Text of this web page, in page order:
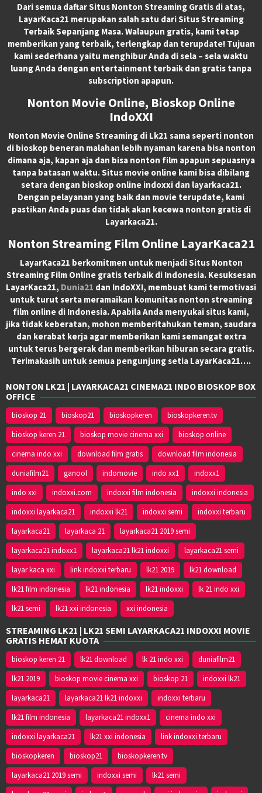
Dari semua daftar Situs Nonton Streaming Gratis di atas,
LayarKaca21 merupakan salah satu dari Situs Streaming
Terbaik Sepanjang Masa. Walaupun gratis, kami tetap
memberikan yang terbaik, terlengkap dan terupdate! Tujuan
kami sederhana yaitu menghibur Anda di sela – sela waktu
luang Anda dengan entertainment terbaik dan gratis tanpa
subscription apapun.
Nonton Movie Online, Bioskop Online
IndoXXI
Nonton Movie Online Streaming di Lk21 sama seperti nonton
di bioskop beneran malahan lebih nyaman karena bisa nonton
dimana aja, kapan aja dan bisa nonton film apapun sepuasnya
tanpa batasan waktu. Situs movie online kami bisa dibilang
setara dengan bioskop online indoxxi dan layarkaca21.
Dengan pelayanan yang baik dan movie terupdate, kami
pastikan Anda puas dan tidak akan kecewa nonton gratis di
Layarkaca21.
Nonton Streaming Film Online LayarKaca21
LayarKaca21 berkomitmen untuk menjadi Situs Nonton
Streaming Film Online gratis terbaik di Indonesia. Kesuksesan
LayarKaca21, Dunia21 dan IndoXXI, membuat kami termotivasi
untuk turut serta meramaikan komunitas nonton streaming
film online di Indonesia. Apabila Anda menyukai situs kami,
jika tidak keberatan, mohon memberitahukan teman, saudara
dan kerabat kerja agar memberikan kami semangat extra
untuk terus bergerak dan memberikan hiburan secara gratis.
Terimakasih untuk semua pengunjung setia LayarKaca21….
NONTON LK21 | LAYARKACA21 CINEMA21 INDO BIOSKOP BOX
OFFICE
bioskop 21 bioskop21 bioskopkeren
bioskopkeren.tv
bioskop keren 21
bioskop movie cinema xxi
bioskop online
cinema indo xxi
download film gratis
download film indonesia
duniafilm21
ganool indomovie indo xx1
indoxx1
indo xxi
indoxxi.com indoxxi film indonesia
indoxxi indonesia
indoxxi layarkaca21
indoxxi lk21 indoxxi semi
indoxxi terbaru
layarkaca21
layarkaca 21
layarkaca21 2019 semi
layarkaca21 indoxx1
layarkaca21 lk21 indoxxi
layarkaca21 semi
layar kaca xxi
link indoxxi terbaru lk21 2019
lk21 download
lk21 film indonesia
lk21 indonesia lk21 indoxxi
lk 21 indo xxi
lk21 semi
lk21 xxi indonesia xxi indonesia
STREAMING LK21 | LK21 SEMI LAYARKACA21 INDOXXI MOVIE
GRATIS HEMAT KUOTA
bioskop keren 21 lk21 download lk 21 indo xxi
duniafilm21
lk21 2019
bioskop movie cinema xxi bioskop 21
indoxxi lk21
layarkaca21
layarkaca21 lk21 indoxxi
indoxxi terbaru
lk21 film indonesia
layarkaca21 indoxx1
cinema indo xxi
indoxxi layarkaca21
lk21 xxi indonesia
link indoxxi terbaru
bioskopkeren
bioskop21
bioskopkeren.tv
layarkaca21 2019 semi
indoxxi semi
lk21 semi